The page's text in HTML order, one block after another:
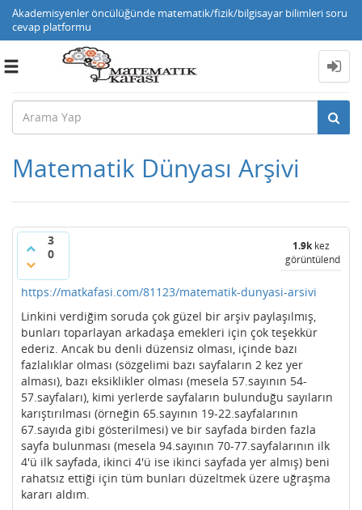
Akademisyenler öncülüğünde matematik/fizik/bilgisayar bilimleri soru
cevap platformu
Toggle
Matematik Dünyası Arşivi
3
0
1.9kkez
görüntülendi
https://matkafasi.com/81123/matematik-dunyasi-arsivi
Linkini verdiğim soruda çok güzel bir arşiv paylaşılmış,
bunları toparlayan arkadaşa emekleri için çok teşekkür
ederiz. Ancak bu denli düzensiz olması, içinde bazı
fazlalıklar olması (sözgelimi bazı sayfaların 2 kez yer
alması), bazı eksiklikler olması (mesela 57.sayının 54-
57.sayfaları), kimi yerlerde sayfaların bulunduğu sayıların
karıştırılması (örneğin 65.sayının 19-22.sayfalarının
67.sayıda gibi gösterilmesi) ve bir sayfada birden fazla
sayfa bulunması (mesela 94.sayının 70-77.sayfalarının ilk
4'ü ilk sayfada, ikinci 4'ü ise ikinci sayfada yer almış) beni
rahatsız ettiği için tüm bunları düzeltmek üzere uğraşma
kararı aldım.